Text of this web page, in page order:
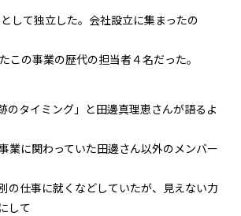
して独立した。会社設立に集まったの
この事業の歴代の担当者４名だった。
のタイミング」と田邊真理恵さんが語るよ
業に関わっていた田邊さん以外のメンバー
の仕事に就くなどしていたが、見えない力
して